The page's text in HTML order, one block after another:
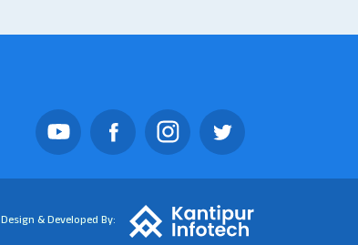
Design & Developed By: